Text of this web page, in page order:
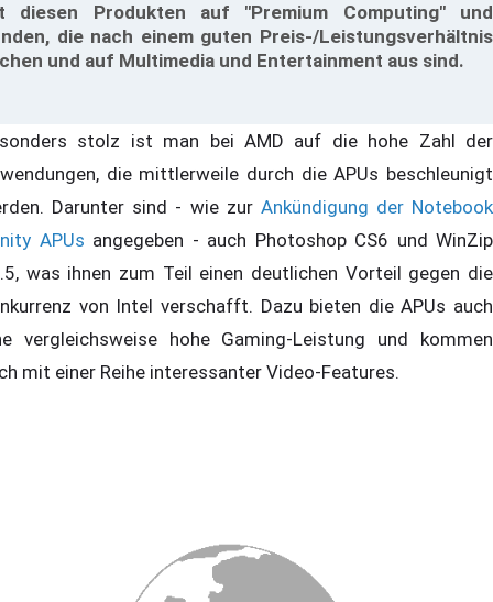
diesen Produkten auf "Premium Computing" und
die nach einem guten Preis-/Leistungsverhältnis
und auf Multimedia und Entertainment aus sind.
stolz ist man bei AMD auf die hohe Zahl der
die mittlerweile durch die APUs beschleunigt
Darunter sind - wie zur Ankündigung der Notebook
APUs angegeben - auch Photoshop CS6 und WinZip
was ihnen zum Teil einen deutlichen Vorteil gegen die
von Intel verschafft. Dazu bieten die APUs auch
vergleichsweise hohe Gaming-Leistung und kommen
mit einer Reihe interessanter Video-Features.